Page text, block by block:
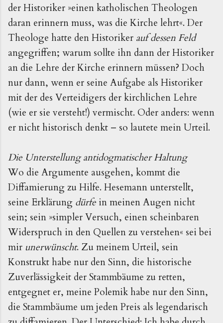
der Historiker »einen katholischen Theologen
daran erinnern muss, was die Kirche lehrt«. Der
Theologe hatte den Historiker auf dessen Feld
angegriffen; warum sollte ihn dann der Historiker
an die Lehre der Kirche erinnern müssen? Doch
nur dann, wenn er seine Aufgabe als Historiker
mit der des Verteidigers der kirchlichen Lehre
(wie er sie versteht!) vermischt. Oder anders: wenn
er nicht historisch denkt – so lautete mein Urteil.
Die Unterstellung antidogmatischer Haltung
Wo die Argumente ausgehen, kommt die
Diffamierung zu Hilfe. Hesemann unterstellt,
seine Erklärung dürfe in meinen Augen nicht
sein; sein »simpler Versuch, einen scheinbaren
Widerspruch in den Quellen zu verstehen« sei bei
mir unerwünscht. Zu meinem Urteil, sein
Konstrukt habe nur den Sinn, die historische
Zuverlässigkeit der Stammbäume zu retten,
entgegnet er, meine Polemik habe nur den Sinn,
die Stammbäume um jeden Preis als legendarisch